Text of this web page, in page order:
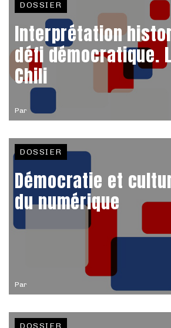
Par
DOSSIER
Interprétation
défi démocratique.
Chili
Par
DOSSIER
Démocratie et
du numérique
DOSSIER